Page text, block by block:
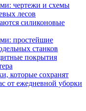
чертежи и схемы
лесов
силиконовые
простейшие
станков
покрытия
которые сохранят
от ежедневной уборки